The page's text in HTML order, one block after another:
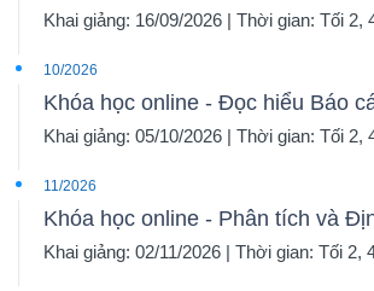
Khai giảng: 16/09/2026 | Thời gian: Tối 2,
10/2026
Khóa học online - Đọc hiểu Báo
Khai giảng: 05/10/2026 | Thời gian: Tối 2,
11/2026
Khóa học online - Phân tích và
Khai giảng: 02/11/2026 | Thời gian: Tối 2,